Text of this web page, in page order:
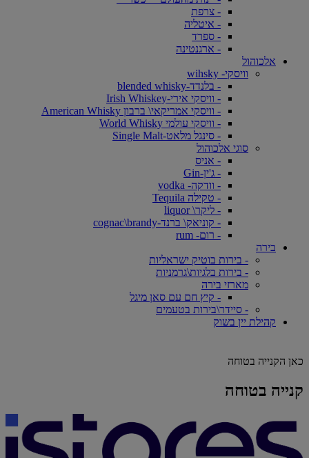
- צרפת
- איטליה
- ספרד
- ארגנטינה
אלכוהול
וויסקי- wihsky
- בלנדד-blended whisky
- וויסקי אירי-Irish Whiskey
- וויסקי אמריקאי\ ברבון American Whisky
- וויסקי עולמי World Whisky
- סינגל מלאט-Single Malt
סוגי אלכוהול
- אניס
- ג'ין-Gin
- וודקה- vodka
- טקילה Tequila
- ליקר\ liquor
- קוניאק\ ברנד-cognac\brandy
- רום- rum
בירה
- בירות בוטיק ישראליות
- בירות בלגיות\גרמניות
מארזי בירה
- קיץ חם עם סאן מיגל
- סיידר\בירות בטעמים
קהילת יין בשוק
כאן הקנייה בטוחה
קנייה בטוחה